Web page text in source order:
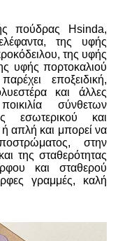
πούδρας Hsinda,
της υφής
της υφής
υφής πορτοκαλιού
εποξειδική,
και άλλες
σύνθετων
εσωτερικού και
απλή και μπορεί να
στην
της σταθερότητας
και σταθερού
γραμμές, καλή